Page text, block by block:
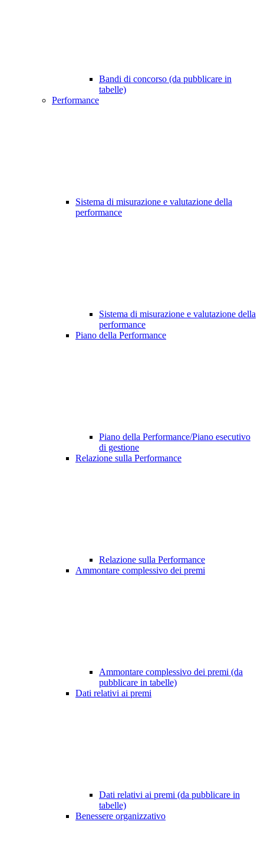
Bandi di concorso (da pubblicare in
tabelle)
Performance
Sistema di misurazione e valutazione della
performance
Sistema di misurazione e valutazione della
performance
Piano della Performance
Piano della Performance/Piano esecutivo
di gestione
Relazione sulla Performance
Relazione sulla Performance
Ammontare complessivo dei premi
Ammontare complessivo dei premi (da
pubblicare in tabelle)
Dati relativi ai premi
Dati relativi ai premi (da pubblicare in
tabelle)
Benessere organizzativo